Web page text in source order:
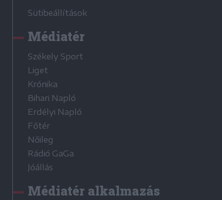
Sütibeállítások
Médiatér
Székely Sport
Liget
Krónika
Bihari Napló
Erdélyi Napló
Főtér
Nőileg
Rádió GaGa
Jóállás
Médiatér alkalmazás